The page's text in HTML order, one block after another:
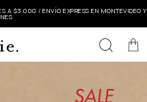
A $3.000 / ENVÍO EXPRESS EN MONTEVIDEO Y